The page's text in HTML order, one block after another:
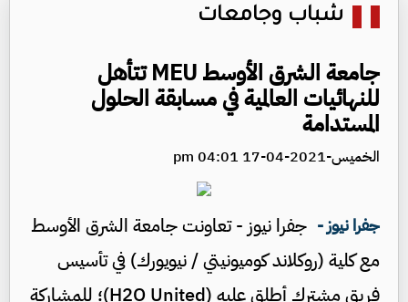
شباب وجامعات
جامعة الشرق الأوسط MEU تتأهل
للنهائيات العالمية في مسابقة الحلول
المستدامة
الخميس-2021-04-17 04:01 pm
جفرا نيوز - جفرا نيوز - تعاونت جامعة الشرق الأوسط
مع كلية (روكلاند كوميونيتي / نيويورك) في تأسيس
فريق مشترك أطلق عليه (H2O United)؛ للمشاركة